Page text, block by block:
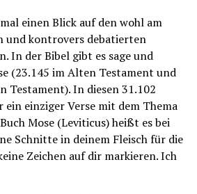
einen Blick auf den wohl am
und kontrovers debatierten
In der Bibel gibt es sage und
(23.145 im Alten Testament und
Testament). In diesen 31.102
ein einziger Verse mit dem Thema
Mose (Leviticus) heißt es bei
Schnitte in deinem Fleisch für die
Zeichen auf dir markieren. Ich